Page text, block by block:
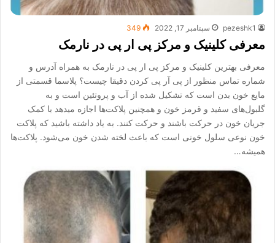
pezeshk1 سپتامبر 17, 2022 349
معرفی کلینیک و مرکز پی ار پی در نارمک
معرفی بهترین کلینیک و مرکز پی ار پی در نارمک به همراه آدرس و
شماره تماس منظور از پی آر پی کردن دقیقا چیست؟ پلاسما قسمتی از
مایع خون بدن است که تشکیل شده از آب و پروتئین است و به
گلبول‌های سفید و قرمز خون و همچنین پلاکت‌ها اجازه میدهد با کمک
جریان خون در حرکت باشند و حرکت کنند. به یاد داشته باشید که پلاکت
خون نوعی سلول خونی است که باعث لخته شدن خون می‌شود. پلاکت‌ها
همیشه…